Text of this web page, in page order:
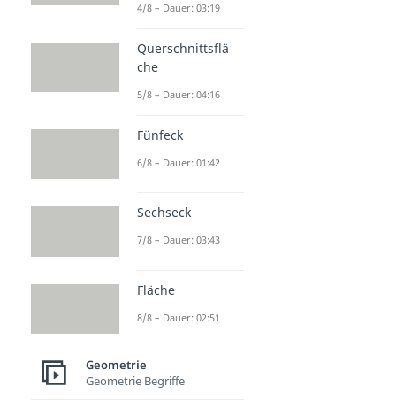
4/8 – Dauer: 03:19
Querschnittsflä
che
5/8 – Dauer: 04:16
Fünfeck
6/8 – Dauer: 01:42
Sechseck
7/8 – Dauer: 03:43
Fläche
8/8 – Dauer: 02:51
Geometrie
Geometrie Begriffe